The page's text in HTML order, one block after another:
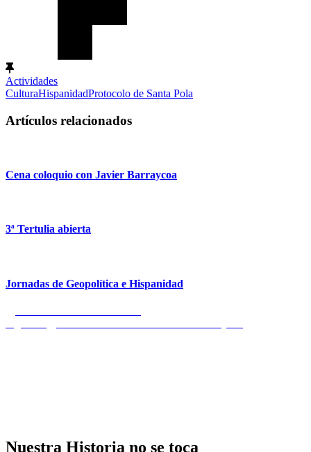
Actividades
CulturaHispanidadProtocolo de Santa Pola
Artículos relacionados
Cena coloquio con Javier Barraycoa
3ª Tertulia abierta
Jornadas de Geopolítica e Hispanidad
Navegación
de
Nuestra Historia no se toca